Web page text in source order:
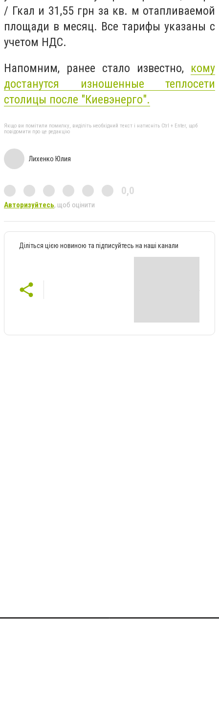
/ Гкал и 31,55 грн за кв. м отапливаемой
площади в месяц. Все тарифы указаны с
учетом НДС.
Напомним, ранее стало известно, кому
достанутся изношенные теплосети
столицы после "Киевэнерго".
Якщо ви помітили помилку, виділіть необхідний текст і натисніть Ctrl + Enter, щоб
повідомити про це редакцію
Лихенко Юлия
0,0
Авторизуйтесь, щоб оцінити
Діліться цією новиною та підписуйтесь на наші канали